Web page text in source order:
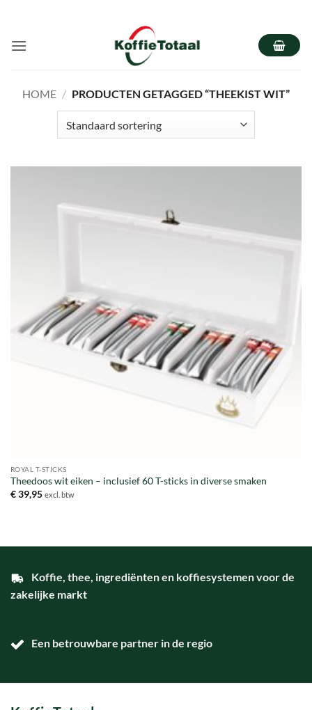
inhoud
HOME / PRODUCTEN GETAGGED “THEEKIST WIT”
ROYAL T-STICKS
Theedoos wit eiken – inclusief 60 T-sticks in diverse smaken
€39,95 excl. btw
Koffie, thee, ingrediënten en koffiesystemen voor de
zakelijke markt
Een betrouwbare partner in de regio